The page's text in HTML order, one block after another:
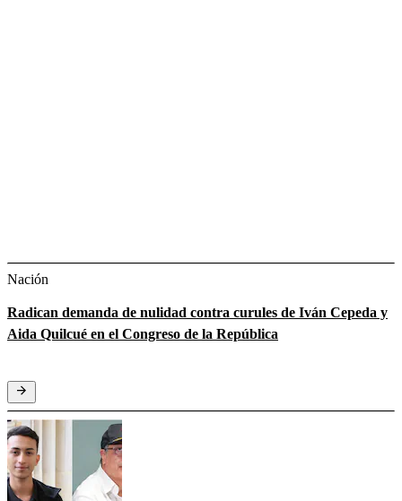
Nación
Radican demanda de nulidad contra curules de Iván Cepeda y
Aida Quilcué en el Congreso de la República